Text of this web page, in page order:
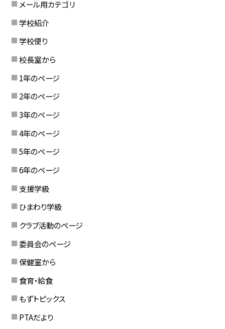
メール用カテゴリ
学校紹介
学校便り
校長室から
1年のページ
2年のページ
3年のページ
4年のページ
5年のページ
6年のページ
支援学級
ひまわり学級
クラブ活動のページ
委員会のページ
保健室から
食育・給食
もずトピックス
PTAだより